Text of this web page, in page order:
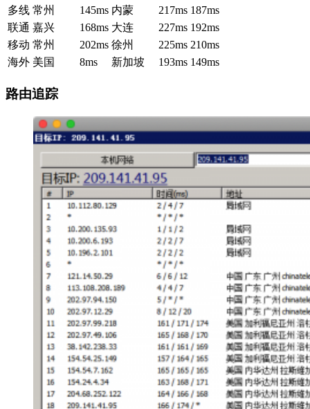
多线 常州 145ms 内蒙 217ms 187ms
联通 嘉兴 168ms 大连 227ms 192ms
移动 常州 202ms 徐州 225ms 210ms
海外 美国 8ms 新加坡 193ms 149ms
路由追踪